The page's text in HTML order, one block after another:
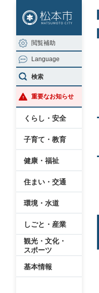
ジ
の
先
頭
で
す
ュ
ー
を
飛
ば
し
閲覧補助
Language
検索
重要なお知らせ
くらし・安全
子育て・教育
健康・福祉
住まい・交通
環境・水道
しごと・産業
観光・文化・
スポーツ
基本情報